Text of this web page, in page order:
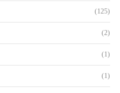
(125)
(2)
(1)
(1)